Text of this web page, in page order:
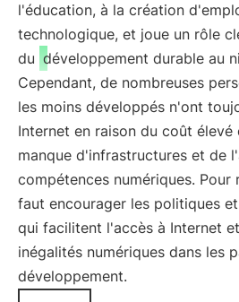
l'éducation, à la création
technologique, et joue un rôle
du développement durable au
Cependant, de nombreuses
les moins développés n'ont
Internet en raison du coût élevé
manque d'infrastructures et de
compétences numériques. Pour
faut encourager les politiques
qui facilitent l'accès à Internet
inégalités numériques dans les
développement.